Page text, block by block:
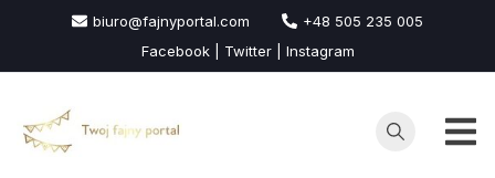
treści
biuro@fajnyportal.com
+48 505 235 005
Facebook | Twitter | Instagram